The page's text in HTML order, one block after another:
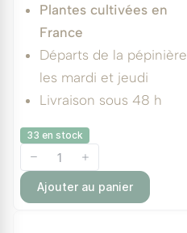
Plantes cultivées en
France
Départs de la pépinière
les mardi et jeudi
Livraison sous 48 h
33 en stock
Ajouter au panier